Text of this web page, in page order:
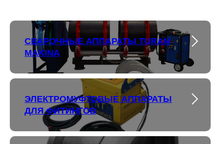
СВАРОЧНЫЕ АППАРАТЫ TURAN
MAKINA
ЭЛЕКТРОМУФТОВЫЕ АППАРАТЫ
ДЛЯ ФИТИНГОВ